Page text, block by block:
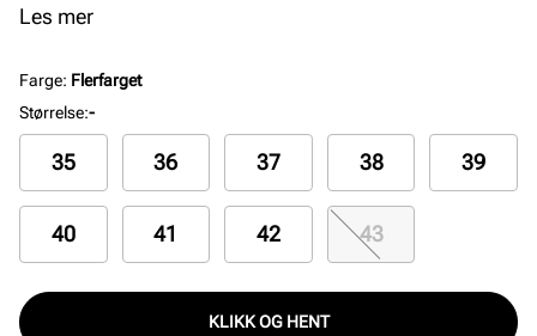
semsket skinn sørger for et naturlig design.
Les mer
Farge: Flerfarget
Størrelse:-
35 36 37 38 39
40 41 42 43
KLIKK OG HENT